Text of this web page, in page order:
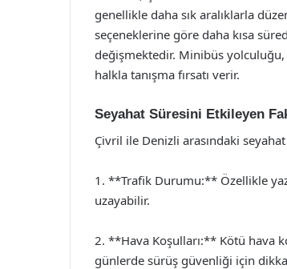
genellikle daha sık aralıklarla
seçeneklerine göre daha kısa
değişmektedir. Minibüs
halkla tanışma fırsatı verir.
Seyahat Süresini Etkileyen
Çivril ile Denizli arasındaki
1. **Trafik Durumu:** Özellikle
uzayabilir.
2. **Hava Koşulları:** Kötü hava
günlerde sürüş güvenliği için